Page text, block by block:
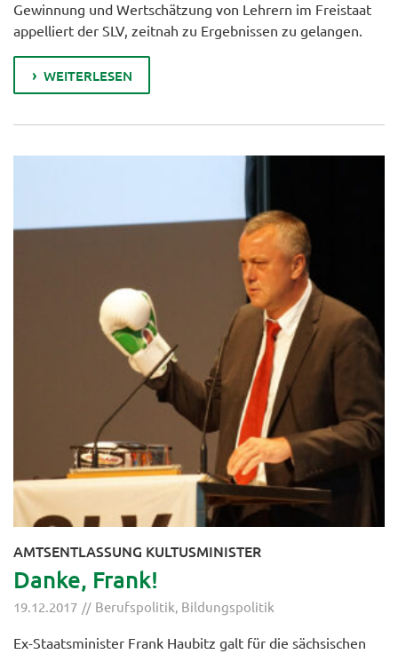
Gewinnung und Wertschätzung von Lehrern im Freistaat
appelliert der SLV, zeitnah zu Ergebnissen zu gelangen.
WEITERLESEN
AMTSENTLASSUNG KULTUSMINISTER
Danke, Frank!
19.12.2017 Berufspolitik, Bildungspolitik
Ex-Staatsminister Frank Haubitz galt für die sächsischen